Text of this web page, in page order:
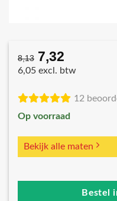
8,13
prijs
€8,13.
7,32
prijs
€7,32.
6,05 excl. btw
12
Op voorraad
Bekijk alle maten
Bestel